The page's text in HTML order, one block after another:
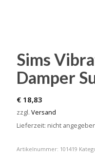
Sims
Damper
€18,83
zzgl. Versand
Lieferzeit: nicht
Artikelnummer: 101419